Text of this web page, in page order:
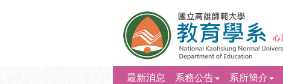
最新消息 系務公告 系所簡介